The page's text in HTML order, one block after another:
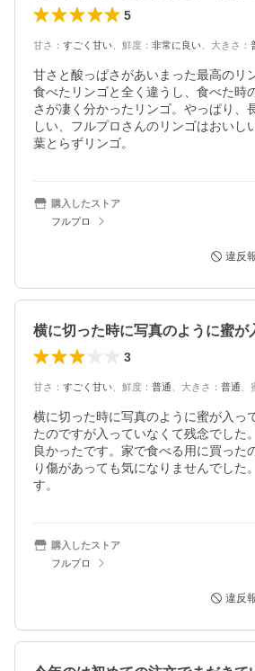
5
甘さ ： すごく甘い 鮮度 ： 非常に良い 大きさ ：
甘さと酸っぱさがあいまった最高のリ
食べたリンゴと全く違うし、食べた時
さが凄く分かったリンゴ。やっぱり、
しい、フルプロさんのリンゴはおいし
葉とらずリンゴ。
購入したストア
フルプロ
違反
3
甘さ ： すごく甘い 鮮度 ： 普通 大きさ ： 普通
横に切った時に写真のように蜜が入っ
たのですが入っていなくて残念でした
良かったです。家で食べる用に買った
り傷があっても気になりませんでした
す。
購入したストア
フルプロ
違反